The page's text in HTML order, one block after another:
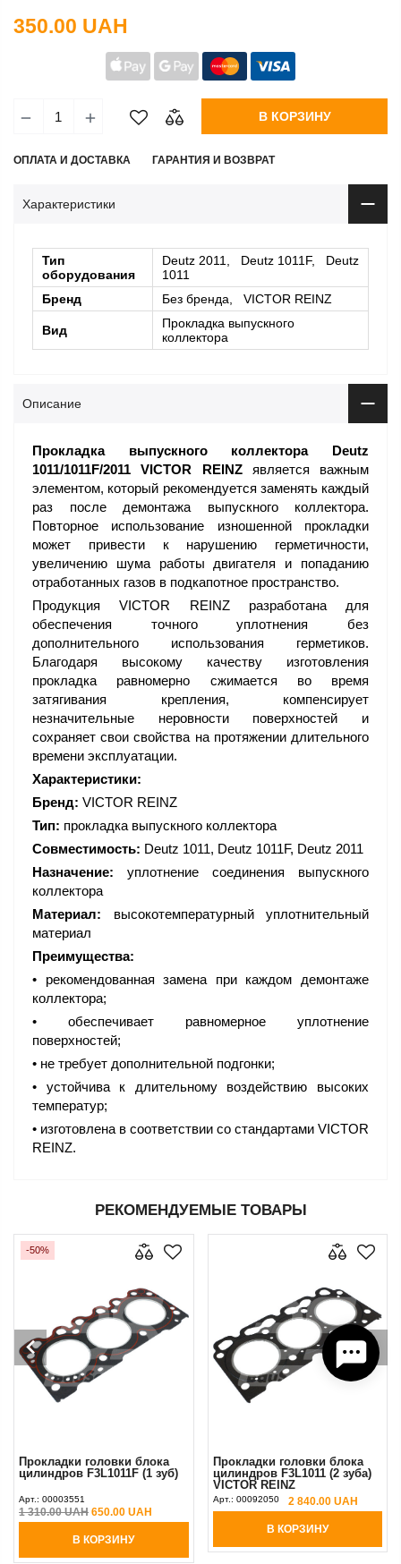
350.00 UAH
В КОРЗИНУ
ОПЛАТА И ДОСТАВКА ГАРАНТИЯ И ВОЗВРАТ
Характеристики
Тип
оборудования
Deutz 2011, Deutz 1011F, Deutz
1011
Бренд
Без бренда, VICTOR REINZ
Вид
Прокладка выпускного
коллектора
Описание
Прокладка выпускного коллектора Deutz
1011/1011F/2011 VICTOR REINZявляется важным
элементом, который рекомендуется заменять каждый
раз после демонтажа выпускного коллектора.
Повторное использование изношенной прокладки
может привести к нарушению герметичности,
увеличению шума работы двигателя и попаданию
отработанных газов в подкапотное пространство.
Продукция VICTOR REINZ разработана для
обеспечения точного уплотнения без
дополнительного использования герметиков.
Благодаря высокому качеству изготовления
прокладка равномерно сжимается во время
затягивания крепления, компенсирует
незначительные неровности поверхностей и
сохраняет свои свойства на протяжении длительного
времени эксплуатации.
Характеристики:
Бренд: VICTOR REINZ
Тип: прокладка выпускного коллектора
Совместимость: Deutz 1011, Deutz 1011F, Deutz 2011
Назначение: уплотнение соединения выпускного
коллектора
Материал: высокотемпературный уплотнительный
материал
Преимущества:
• рекомендованная замена при каждом демонтаже
коллектора;
• обеспечивает равномерное уплотнение
поверхностей;
• не требует дополнительной подгонки;
• устойчива к длительному воздействию высоких
температур;
• изготовлена в соответствии со стандартами VICTOR
REINZ.
РЕКОМЕНДУЕМЫЕ ТОВАРЫ
-50%
Прокладки головки блока
цилиндров F3L1011F (1 зуб)
Арт.: 00003551
1 310.00 UAH 650.00 UAH
В КОРЗИНУ
Прокладки головки блока
цилиндров F3L1011 (2 зуба)
VICTOR REINZ
Арт.: 00092050 2 840.00 UAH
В КОРЗИНУ